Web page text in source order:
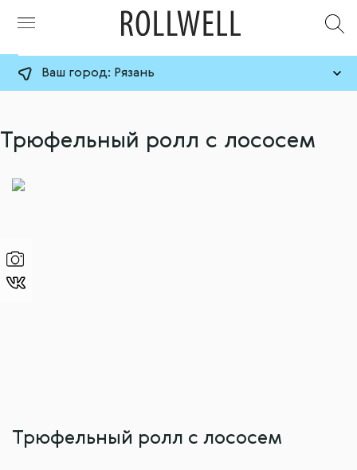
Ваш город: Рязань
Трюфельный ролл с лососем
Трюфельный ролл с лососем